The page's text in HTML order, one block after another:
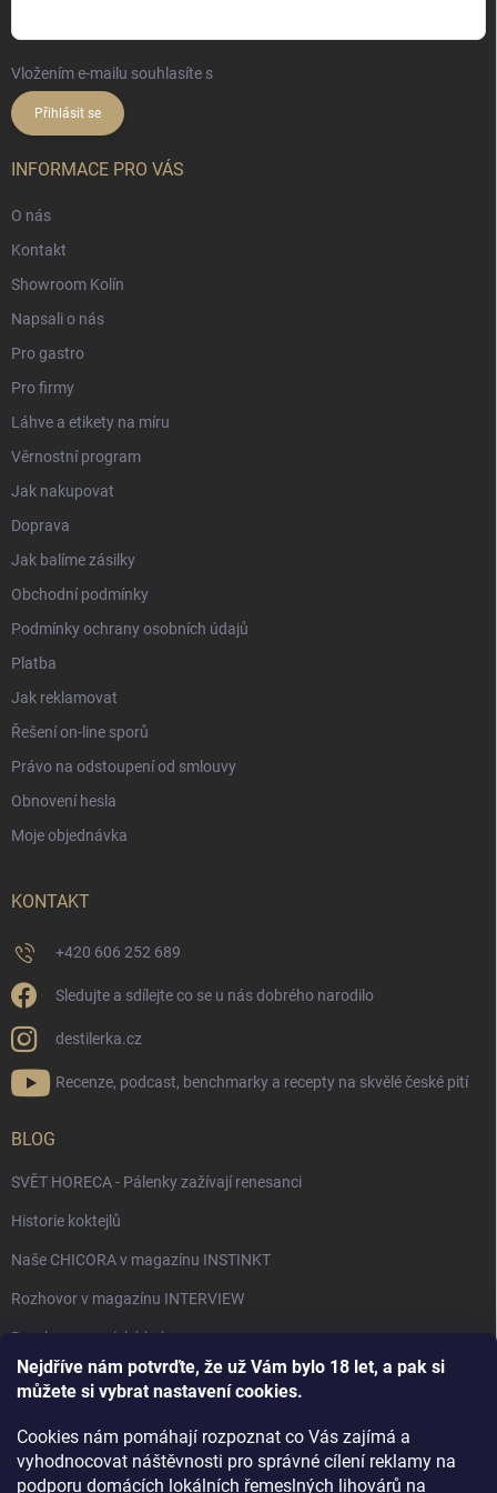
Nejdříve nám potvrďte, že už Vám bylo 18 let, a pak si
můžete si vybrat nastavení cookies.
Cookies nám pomáhají rozpoznat co Vás zajímá a
vyhodnocovat náštěvnosti pro správné cílení reklamy na
podporu domácích lokálních řemeslných lihovárů na
Vložením e-mailu souhlasíte s
Přihlásit se
INFORMACE PRO VÁS
O nás
Kontakt
Showroom Kolín
Napsali o nás
Pro gastro
Pro firmy
Láhve a etikety na míru
Věrnostní program
Jak nakupovat
Doprava
Jak balíme zásilky
Obchodní podmínky
Podmínky ochrany osobních údajů
Platba
Jak reklamovat
Řešení on-line sporů
Právo na odstoupení od smlouvy
Obnovení hesla
Moje objednávka
KONTAKT
+420 606 252 689
Sledujte a sdílejte co se u nás dobrého narodilo
destilerka.cz
Recenze, podcast, benchmarky a recepty na skvělé české pití
BLOG
SVĚT HORECA - Pálenky zažívají renesanci
Historie koktejlů
Naše CHICORA v magazínu INSTINKT
Rozhovor v magazínu INTERVIEW
Bourbon, americká krása.
Napsali v TÝDNU o naší práci
Rozhovor s DESTILERKA.CZ v magazínu DRINKING-CAT